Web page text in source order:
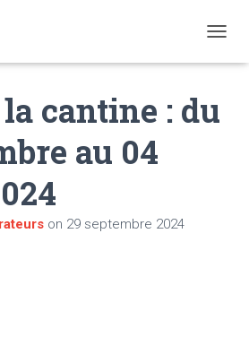
cantine : du
au 04
on 29 septembre 2024